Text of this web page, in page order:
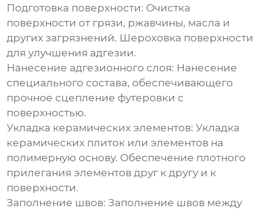
Подготовка поверхности: Очистка
поверхности от грязи, ржавчины, масла и
других загрязнений. Шероховка поверхности
для улучшения адгезии.
Нанесение адгезионного слоя: Нанесение
специального состава, обеспечивающего
прочное сцепление футеровки с
поверхностью.
Укладка керамических элементов: Укладка
керамических плиток или элементов на
полимерную основу. Обеспечение плотного
прилегания элементов друг к другу и к
поверхности.
Заполнение швов: Заполнение швов между